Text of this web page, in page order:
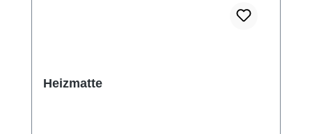
Heizmatte